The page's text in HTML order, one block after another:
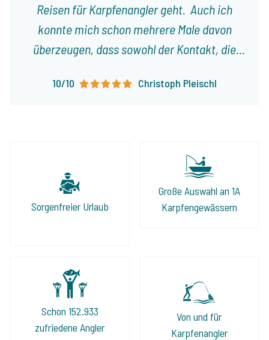
Reisen für Karpfenangler geht. Auch ich
konnte mich schon mehrere Male davon
überzeugen, dass sowohl der Kontakt, die
an einen See aus dem Programm durch
halten, was sie laut Internetseite
versprechen. Wenn Ihr also auf der Suche
nach einem perfekten Angelurlaub seid, ist
10/10 Christoph Pleischl
Sorgenfreier Urlaub
Große Auswahl an 1A
Karpfengewässern
Schon 152.933
zufriedene Angler
Von und für
Karpfenangler